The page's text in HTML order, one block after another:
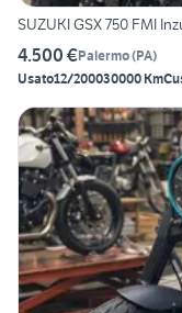
SUZUKI GSX 750 FMI
4.500 €Palermo(PA)
Usato12/200030000 Km